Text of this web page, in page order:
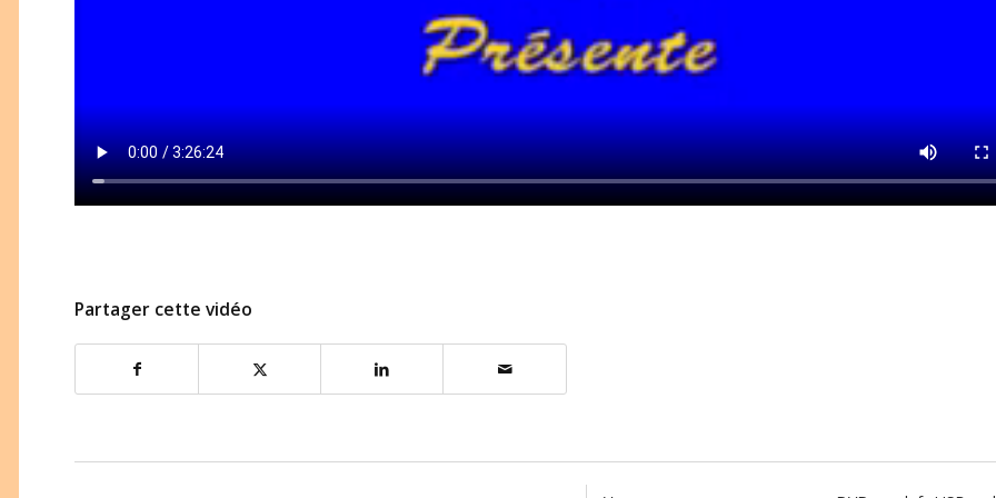
Partager cette vidéo